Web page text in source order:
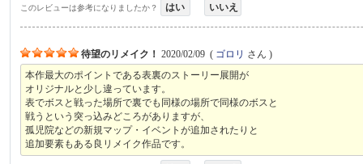
このレビューは参考になりましたか？ はい いいえ
待望のリメイク！ 2020/02/09 ( ゴロリ さん )
本作最大のポイントである表裏のストーリー展開が
オリジナルと少し違っています。
表でボスと戦った場所で裏でも同様の場所で同様のボスと
戦うという突っ込みどころがありますが、
孤児院などの新規マップ・イベントが追加されたりと
追加要素もある良リメイク作品です。